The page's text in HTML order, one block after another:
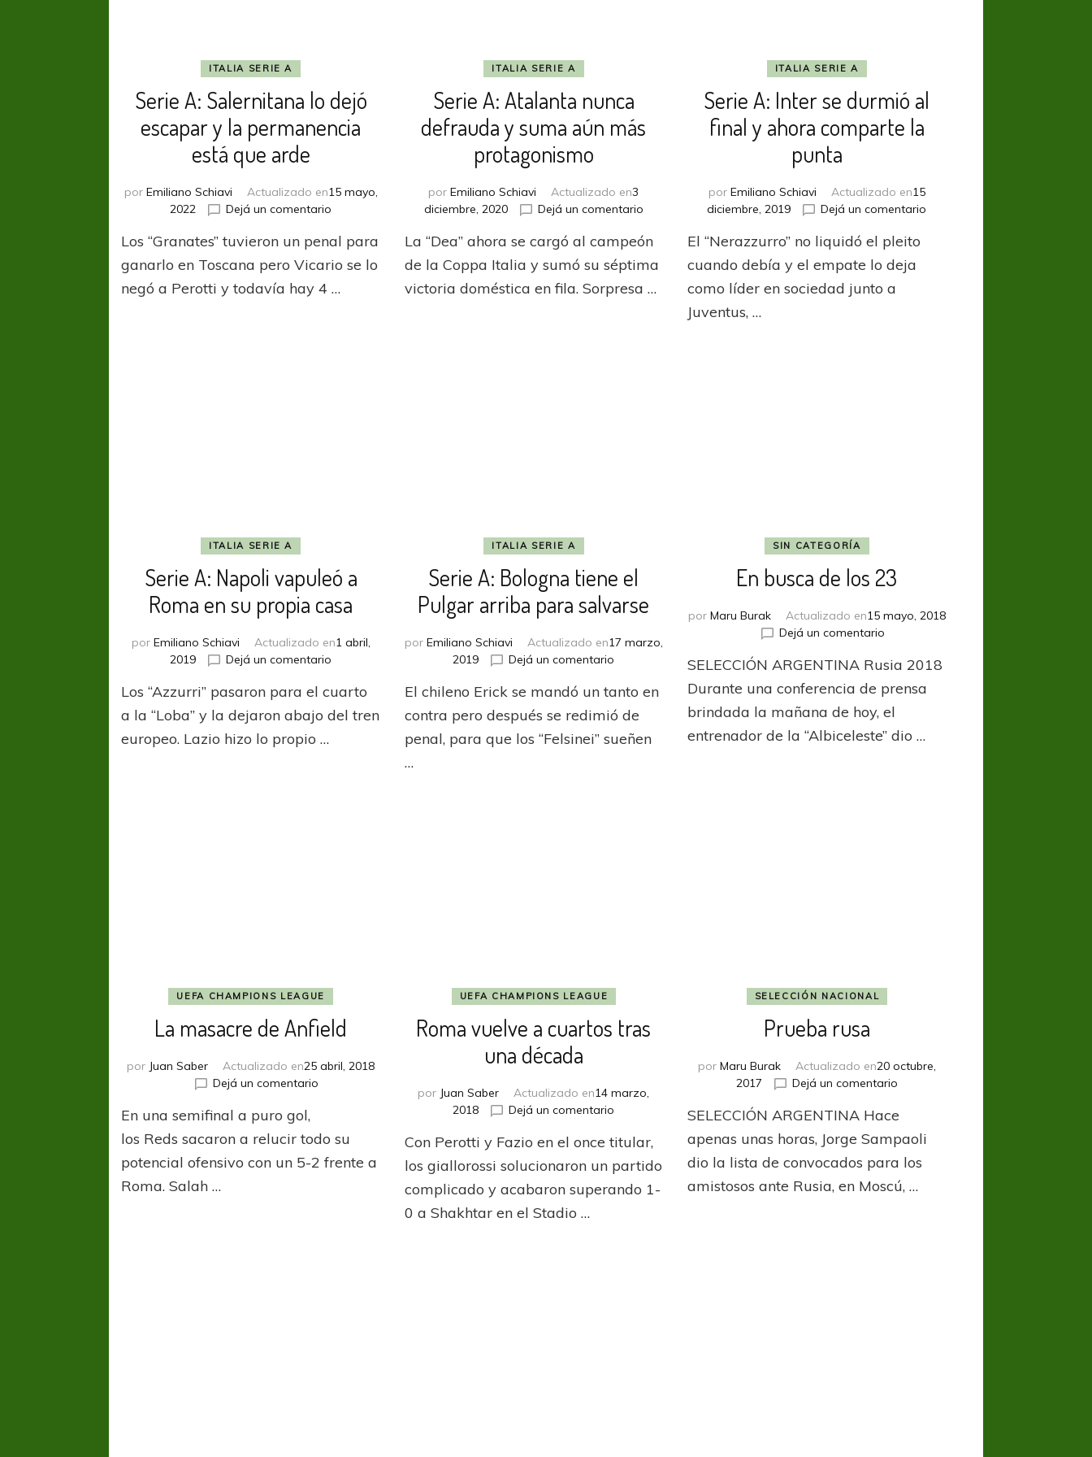
ITALIA SERIE A
Serie A: Salernitana lo dejó
escapar y la permanencia
está que arde
por Emiliano Schiavi Actualizado en15 mayo,
2022
Dejá un comentario
A:
Salernitana
dejó
Los “Granates” tuvieron un penal para
ganarlo en Toscana pero Vicario se lo
negó a Perotti y todavía hay 4 …
ITALIA SERIE A
Serie A: Atalanta nunca
defrauda y suma aún más
protagonismo
porEmiliano Schiavi Actualizado en3
diciembre, 2020
Dejá un comentarioen
A:
Atalanta
defrauda
La “Dea” ahora se cargó al campeón
de la Coppa Italia y sumó su séptima
victoria doméstica en fila. Sorpresa …
ITALIA SERIE A
Serie A: Inter se durmió al
final y ahora comparte la
punta
por Emiliano Schiavi Actualizado en15
diciembre, 2019
Dejá un comentario
El “Nerazzurro” no liquidó el pleito
cuando debía y el empate lo deja
como líder en sociedad junto a
Juventus, …
ITALIA SERIE A
Serie A: Napoli vapuleó a
Roma en su propia casa
por Emiliano Schiavi Actualizado en1 abril,
2019
Dejá un comentario
A:
Napoli
Los “Azzurri” pasaron para el cuarto
a la “Loba” y la dejaron abajo del tren
europeo. Lazio hizo lo propio …
ITALIA SERIE A
Serie A: Bologna tiene el
Pulgar arriba para salvarse
por Emiliano Schiavi Actualizado en17 marzo,
2019
Dejá un comentario
A:
Bologna
el
El chileno Erick se mandó un tanto en
contra pero después se redimió de
penal, para que los “Felsinei” sueñen
…
SIN CATEGORÍA
En busca de los 23
por Maru Burak Actualizado en15 mayo, 2018
Dejá un comentarioen
busca
de
los
23
SELECCIÓN ARGENTINA Rusia 2018
Durante una conferencia de prensa
brindada la mañana de hoy, el
entrenador de la “Albiceleste” dio …
UEFA CHAMPIONS LEAGUE
La masacre de Anfield
por Juan Saber Actualizado en25 abril, 2018
Dejá un comentario
de
En una semifinal a puro gol,
los Reds sacaron a relucir todo su
potencial ofensivo con un 5-2 frente a
Roma. Salah …
UEFA CHAMPIONS LEAGUE
Roma vuelve a cuartos tras
una década
por Juan Saber Actualizado en14 marzo,
2018
Dejá un comentario
vuelve
a
cuartos
tras
Con Perotti y Fazio en el once titular,
los giallorossi solucionaron un partido
complicado y acabaron superando 1-
0 a Shakhtar en el Stadio …
SELECCIÓN NACIONAL
Prueba rusa
por Maru Burak Actualizado en20 octubre,
2017
Dejá un comentarioen
rusa
SELECCIÓN ARGENTINA Hace
apenas unas horas, Jorge Sampaoli
dio la lista de convocados para los
amistosos ante Rusia, en Moscú, …